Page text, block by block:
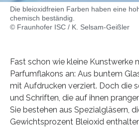
Die bleioxidfreien Farben haben eine
chemisch beständig.
© Fraunhofer ISC / K. Selsam-Geißler
Fast schon wie kleine Kunstwerke
Parfumflakons an: Aus buntem
mit Aufdrucken verziert. Doch die
und Schriften, die auf ihnen
Sie bestehen aus Spezialgläsern,
Gewichtsprozent Bleioxid